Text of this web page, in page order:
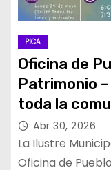
PICA
Oficina de
Patrimonio
toda la
hermoso
Abr 30, 2026
La Ilustre
Oficina de